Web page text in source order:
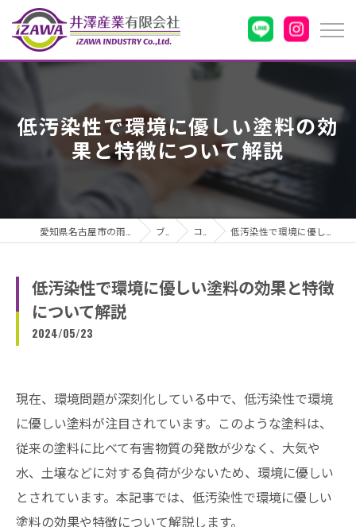
低汚染性で環境に優しい塗料の効
果と特徴について解説
ブログ コラム 低汚染性で環境に優しい塗料の効果と特徴について解説
低汚染性で環境に優しい塗料の効果と特徴
について解説
2024/05/23
現在、環境問題が深刻化している中で、低汚染性で環境
に優しい塗料が注目されています。このような塗料は、
従来の塗料に比べて有害物質の発散が少なく、大気や
水、土壌などに対する負荷が少ないため、環境に優しい
とされています。本記事では、低汚染性で環境に優しい
塗料の効果や特徴について解説します。